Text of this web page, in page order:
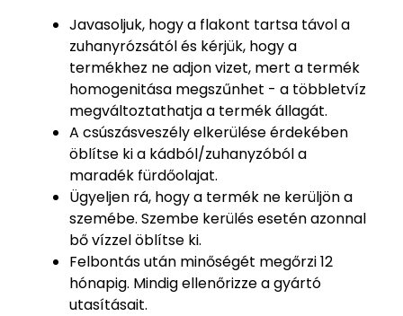
Javasoljuk, hogy a flakont tartsa távol a
zuhanyrózsától és kérjük, hogy a
termékhez ne adjon vizet, mert a termék
homogenitása megszűnhet - a többletvíz
megváltoztathatja a termék állagát.
A csúszásveszély elkerülése érdekében
öblítse ki a kádból/zuhanyzóból a
maradék fürdőolajat.
Ügyeljen rá, hogy a termék ne kerüljön a
szemébe. Szembe kerülés esetén azonnal
bő vízzel öblítse ki.
Felbontás után minőségét megőrzi 12
hónapig. Mindig ellenőrizze a gyártó
utasításait.